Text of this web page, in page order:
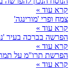
קרא עוד »
צמח ופרי 'מורינגה'
קרא עוד »
הפרשה בברכה בעיר
קרא עוד »
הפרשת תרו"מ על
קרא עוד »